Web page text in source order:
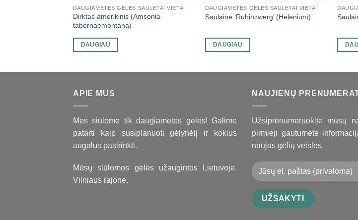
DAUGIAMETĖS GĖLĖS SAULĖTAI VIETAI
Dirktas amerikinis (Amsonia
tabernaemontana)
DAUGIAU
DAUGIAMETĖS GĖLĖS SAULĖTAI VIETAI
Saulainė ‘Rubinzwerg’ (Helenium)
DAUGIAU
APIE MUS
Mes siūlome tik daugiametes gėles! Galime
patarti kaip susiplanuoti gėlynėlį ir kokius
augalus pasirinkti.
Mūsų siūlomos gėlės užaugintos Lietuvoje,
Vilniaus rajone.
NAUJIENŲ
Užsiprenumeruokite mūsų
pirmieji gautumėte
naujas gėlių veisles.